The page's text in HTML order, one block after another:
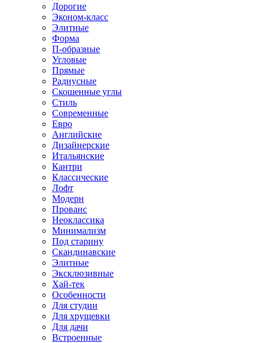
Дорогие
Эконом-класс
Элитные
Форма
П-образные
Угловые
Прямые
Радиусные
Скошенные углы
Стиль
Современные
Евро
Английские
Дизайнерские
Итальянские
Кантри
Классические
Лофт
Модерн
Прованс
Неоклассика
Минимализм
Под старину
Скандинавские
Элитные
Эксклюзивные
Хай-тек
Особенности
Для студии
Для хрущевки
Для дачи
Встроенные